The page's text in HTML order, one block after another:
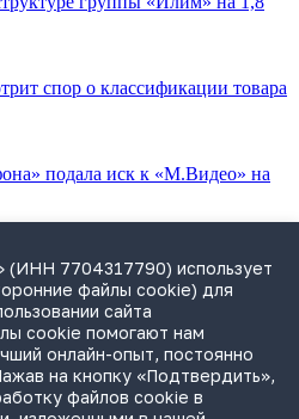
спор о классификации товара
подала иск к «М.Видео» на
на систему управления
«Яндекса»
иски российской «дочки»
7704317790) использует
файлы cookie) для
сайта
cookie помогают нам
онлайн-опыт, постоянно
на кнопку «Подтвердить»,
файлов cookie в